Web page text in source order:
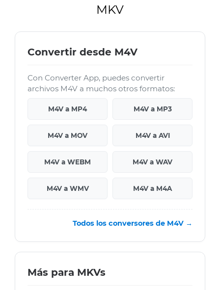
MKV
Convertir desde M4V
Con Converter App, puedes convertir
archivos M4V a muchos otros formatos:
M4V a MP4 M4V a MP3
M4V a MOV M4V a AVI
M4V a WEBM M4V a WAV
M4V a WMV M4V a M4A
Todos los conversores de M4V →
Más para MKVs